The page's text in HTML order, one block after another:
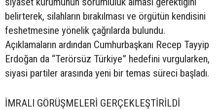
belirterek, silahların bırakılması ve örgütün kendisini
feshetmesine yönelik çağrılarda bulundu.
Açıklamaların ardından Cumhurbaşkanı Recep Tayyip
Erdoğan da “Terörsüz Türkiye” hedefini vurgularken,
siyasi partiler arasında yeni bir temas süreci başladı.
İMRALI GÖRÜŞMELERİ GERÇEKLEŞTİRİLDİ